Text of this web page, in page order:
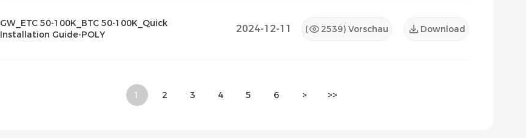
GW_ETC 50-100K_BTC 50-100K_Quick
Installation Guide-POLY
2024-12-11 ( 2539) Vorschau Download
1 2 3 4 5 6 > >>